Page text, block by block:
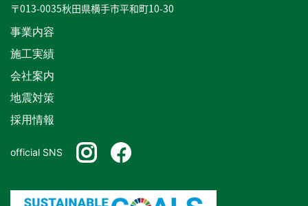
〒013-0035秋田県横手市平和町10-30
事業内容
施工実績
会社案内
地震対策
採用情報
official SNS